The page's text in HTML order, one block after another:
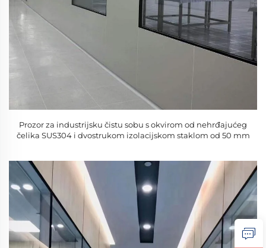
Prozor za industrijsku čistu sobu s okvirom od nehrđajućeg
čelika SUS304 i dvostrukom izolacijskom staklom od 50 mm